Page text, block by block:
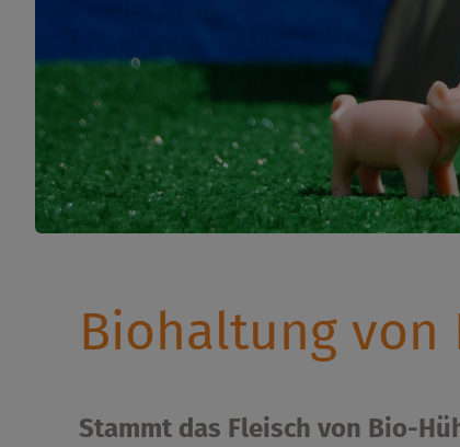
Biohaltung von
Stammt das Fleisch von Bio-